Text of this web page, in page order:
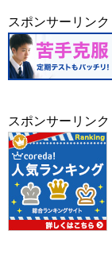
スポンサーリンク
スポンサーリンク